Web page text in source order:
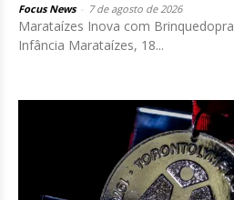
Focus News 7 de agosto de 2026
Marataízes Inova com
Infância Marataízes, 18...